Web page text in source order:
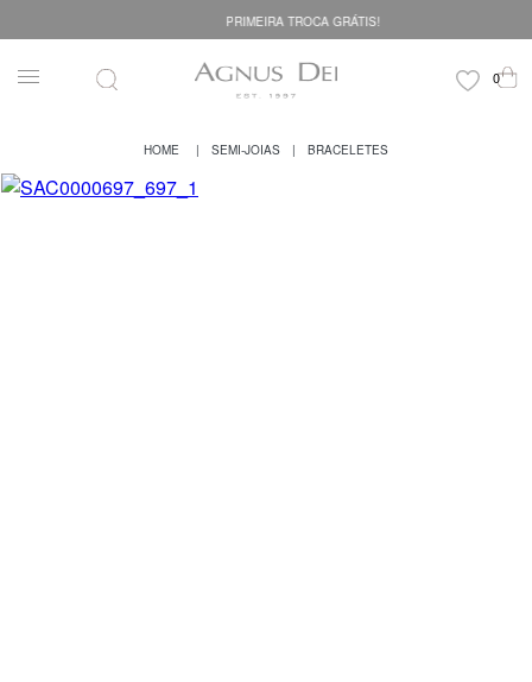
PRIMEIRA TROCA GRÁTIS!
SEMI-JOIAS BRACELETES